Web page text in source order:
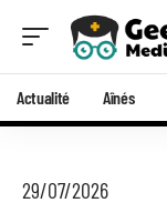
Actualité Aînés
29/07/2026